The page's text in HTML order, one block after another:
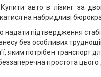
авто в лізинг за
на набридливі
підтвердження
без особливих
яким потрібен транспорт
простота цього